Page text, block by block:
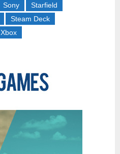
Sony
Starfield
Steam Deck
Xbox